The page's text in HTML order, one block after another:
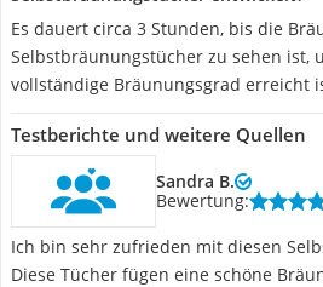
Es dauert circa 3 Stunden, bis die
Selbstbräunungstücher zu sehen ist,
vollständige Bräunungsgrad erreicht
Testberichte und weitere Quellen
Sandra B.
Bewertung:
Ich bin sehr zufrieden mit diesen
Diese Tücher fügen eine schöne